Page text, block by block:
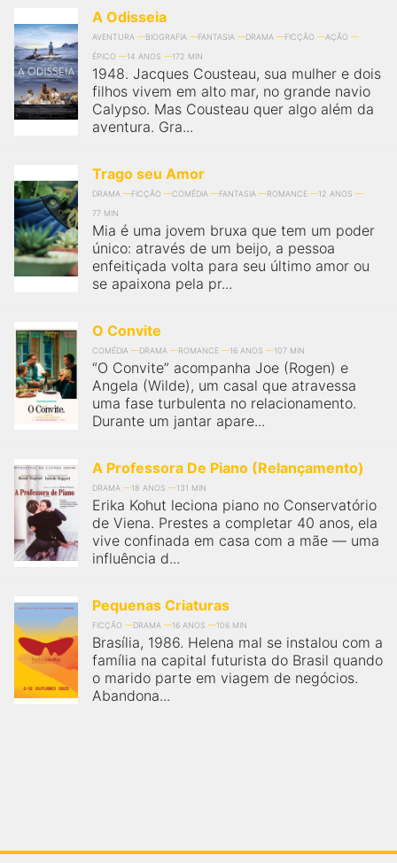
A Odisseia
AVENTURA BIOGRAFIA FANTASIA DRAMA FICÇÃO
AÇÃO
ÉPICO
14 ANOS 172 MIN
1948. Jacques Cousteau, sua mulher e dois
filhos vivem em alto mar, no grande navio
Calypso. Mas Cousteau quer algo além da
aventura. Gra...
Trago seu Amor
DRAMA FICÇÃO COMÉDIA FANTASIA ROMANCE
12 ANOS
77 MIN
Mia é uma jovem bruxa que tem um poder
único: através de um beijo, a pessoa
enfeitiçada volta para seu último amor ou
se apaixona pela pr...
O Convite
COMÉDIA DRAMA ROMANCE 16 ANOS 107 MIN
“O Convite” acompanha Joe (Rogen) e
Angela (Wilde), um casal que atravessa
uma fase turbulenta no relacionamento.
Durante um jantar apare...
A Professora De Piano (Relançamento)
DRAMA 18 ANOS 131 MIN
Erika Kohut leciona piano no Conservatório
de Viena. Prestes a completar 40 anos, ela
vive confinada em casa com a mãe — uma
influência d...
Pequenas Criaturas
FICÇÃO DRAMA 16 ANOS 106 MIN
Brasília, 1986. Helena mal se instalou com a
família na capital futurista do Brasil quando
o marido parte em viagem de negócios.
Abandona...